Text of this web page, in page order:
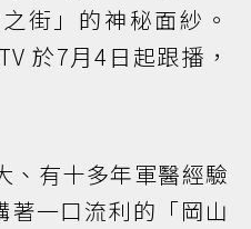
街」的神秘面紗。
於7月4日起跟播，
、有十多年軍醫經驗
著一口流利的「岡山